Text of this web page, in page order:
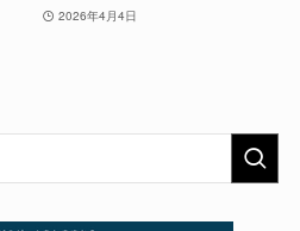
2026年4月4日